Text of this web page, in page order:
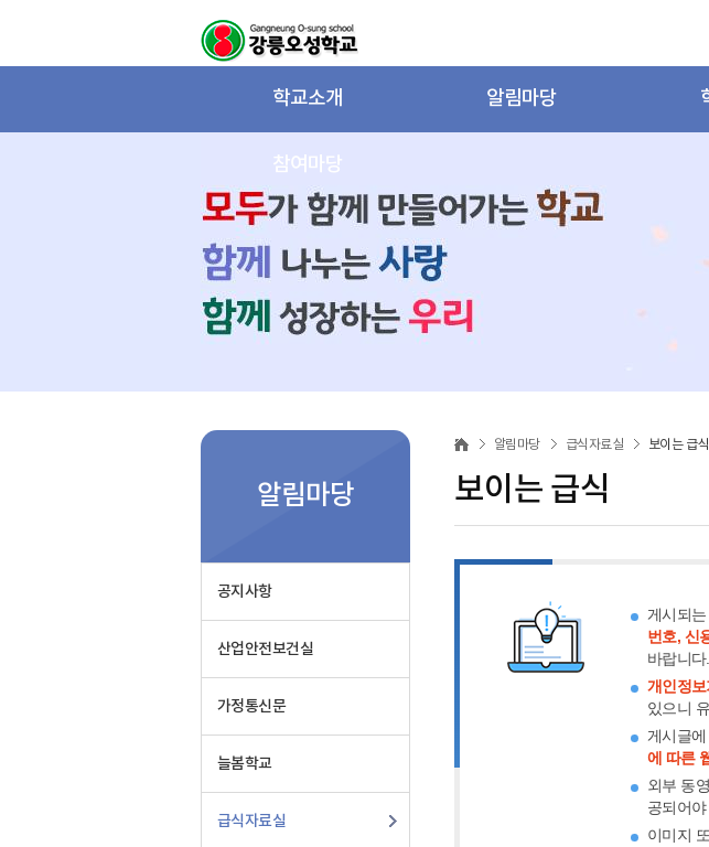
학교소개 알림마당
참여마당
알림마당
공지사항
산업안전보건실
가정통신문
늘봄학교
급식자료실
는
급
알림마당 급식자료실 보이는 급식
보이는 급식
게시되
번호, 신
바랍니다.
개인정
있으니
게시글
에 따른
외부 동
공되어야
이미지